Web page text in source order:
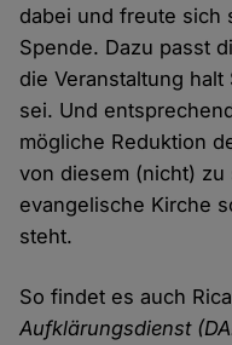
dabei und freute sich
Spende. Dazu passt
die Veranstaltung
sei. Und
mögliche Reduktion
von diesem (nicht)
evangelische Kirche
steht.
So findet es auch
Aufklärungsdienst